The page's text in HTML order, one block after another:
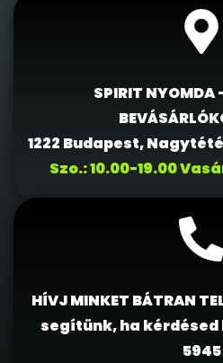
SPIRIT NYOMDA
1222 Budapest,
Szo.: 10.00-19.00
HÍVJ MINKET BÁTRAN
segítünk, ha kérdésed
5945